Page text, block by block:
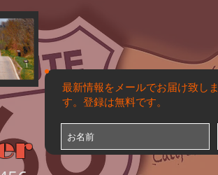
最新情報をメールでお届け致しま
す。登録は無料です。